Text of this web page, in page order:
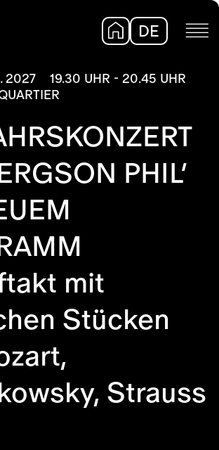
DE
2027
19.30 UHR - 20.45 UHR
PHIL’
mit
Stücken
Strauss